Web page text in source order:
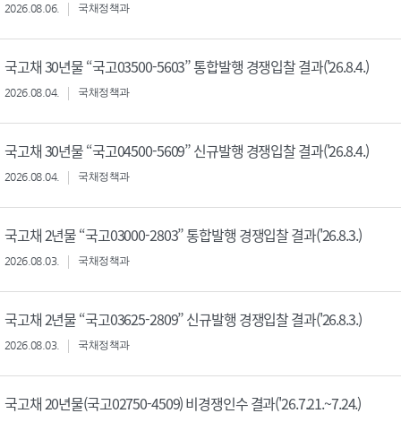
2026.08.06. 국채정책과
국고채 30년물 “국고03500-5603” 통합발행 경쟁입찰 결과('26.8.4.)
2026.08.04. 국채정책과
국고채 30년물 “국고04500-5609” 신규발행 경쟁입찰 결과('26.8.4.)
2026.08.04. 국채정책과
국고채 2년물 “국고03000-2803” 통합발행 경쟁입찰 결과('26.8.3.)
2026.08.03. 국채정책과
국고채 2년물 “국고03625-2809” 신규발행 경쟁입찰 결과('26.8.3.)
2026.08.03. 국채정책과
국고채 20년물(국고02750-4509) 비경쟁인수 결과('26.7.21.~7.24.)